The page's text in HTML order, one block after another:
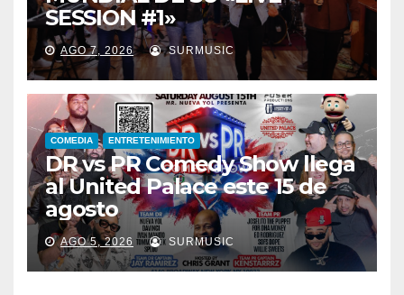
SESSION #1»
AGO 7, 2026 SURMUSIC
COMEDIA ENTRETENIMIENTO
DR vs PR Comedy Show llega
al United Palace este 15 de
agosto
AGO 5, 2026 SURMUSIC